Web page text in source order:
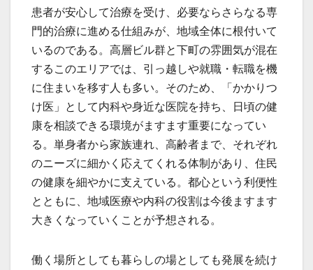
患者が安心して治療を受け、必要ならさらなる専
門的治療に進める仕組みが、地域全体に根付いて
いるのである。高層ビル群と下町の雰囲気が混在
するこのエリアでは、引っ越しや就職・転職を機
に住まいを移す人も多い。そのため、「かかりつ
け医」として内科や身近な医院を持ち、日頃の健
康を相談できる環境がますます重要になってい
る。単身者から家族連れ、高齢者まで、それぞれ
のニーズに細かく応えてくれる体制があり、住民
の健康を細やかに支えている。都心という利便性
とともに、地域医療や内科の役割は今後ますます
大きくなっていくことが予想される。
働く場所としても暮らしの場としても発展を続け